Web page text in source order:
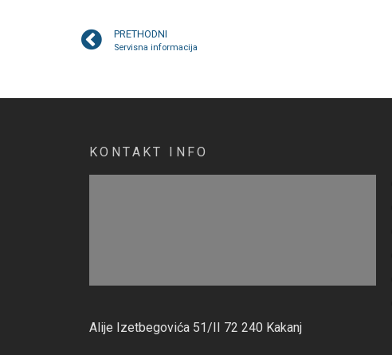
PRETHODNI
Servisna informacija
KONTAKT INFO
Alije Izetbegovića 51/II 72 240 Kakanj